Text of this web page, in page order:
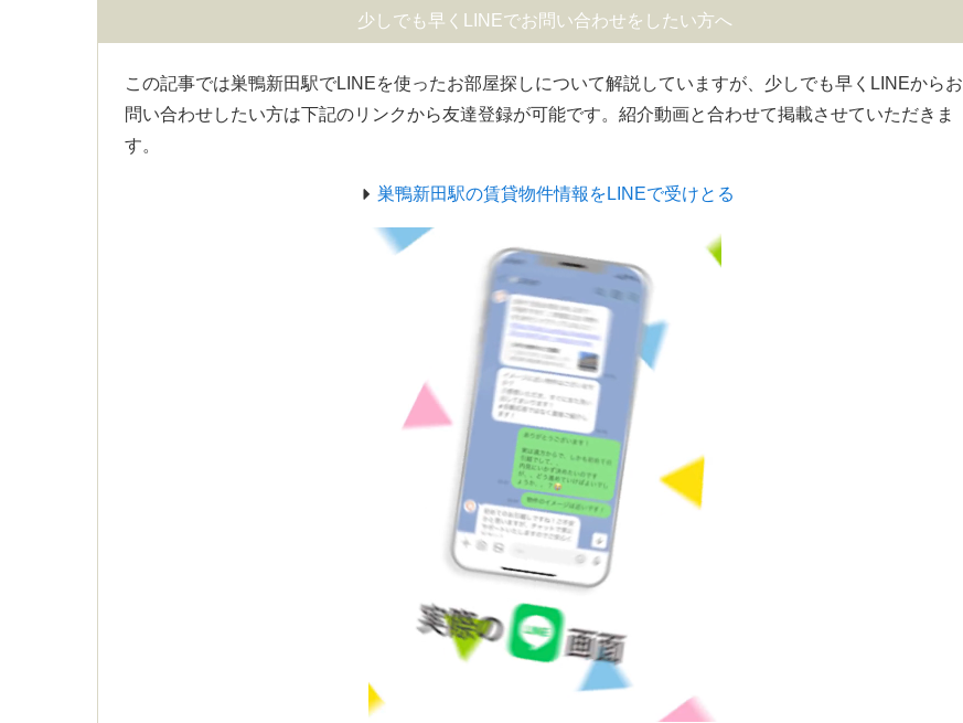
少しでも早くLINEでお問い合わせをしたい方へ
この記事では巣鴨新田駅でLINEを使ったお部屋探しについて解説していますが、少しでも早くLINEからお
問い合わせしたい方は下記のリンクから友達登録が可能です。紹介動画と合わせて掲載させていただきま
す。
巣鴨新田駅の賃貸物件情報をLINEで受けとる